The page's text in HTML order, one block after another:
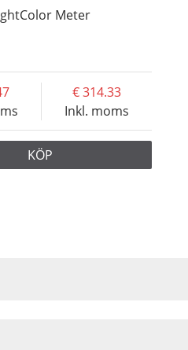
Meter
Inkl. moms
314.33
KÖP